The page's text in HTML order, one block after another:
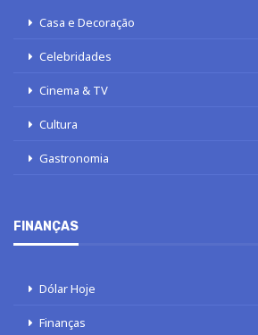
Casa e Decoração
Celebridades
Cinema & TV
Cultura
Gastronomia
FINANÇAS
Dólar Hoje
Finanças